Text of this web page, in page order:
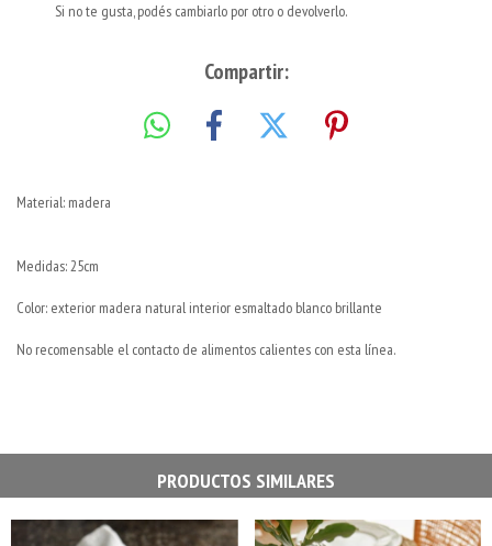
Si no te gusta, podés cambiarlo por otro o devolverlo.
Compartir:
Material: madera
Medidas: 25cm
Color: exterior madera natural interior esmaltado blanco brillante
No recomensable el contacto de alimentos calientes con esta línea.
PRODUCTOS SIMILARES